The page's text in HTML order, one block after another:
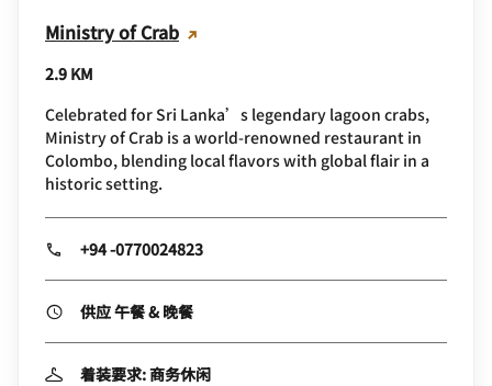
Ministry of Crab
2.9 KM
Celebrated for Sri Lanka’s legendary lagoon crabs,
Ministry of Crab is a world‑renowned restaurant in
Colombo, blending local flavors with global flair in a
historic setting.
+94 -0770024823
供应 午餐 & 晚餐
着装要求: 商务休闲